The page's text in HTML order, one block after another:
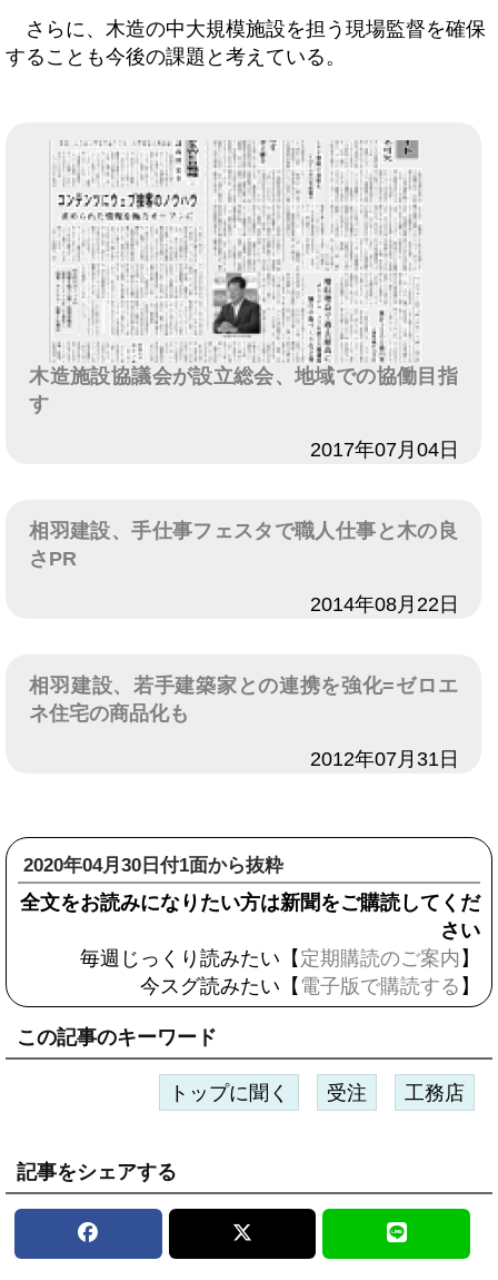
さらに、木造の中大規模施設を担う現場監督を確保
することも今後の課題と考えている。
木造施設協議会が設立総会、地域での協働目指
す
2017年07月04日
相羽建設、手仕事フェスタで職人仕事と木の良
さPR
2014年08月22日
相羽建設、若手建築家との連携を強化=ゼロエ
ネ住宅の商品化も
2012年07月31日
2020年04月30日付1面から抜粋
全文をお読みになりたい方は新聞をご購読してくだ
さい
毎週じっくり読みたい【 定期購読のご案内 】
今スグ読みたい【 電子版で購読する 】
この記事のキーワード
トップに聞く 受注 工務店
記事をシェアする